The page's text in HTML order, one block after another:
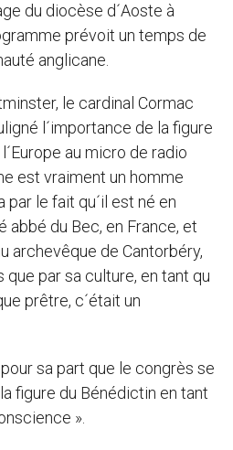
du diocèse d´Aoste à
prévoit un temps de
anglicane.
le cardinal Cormac
l´importance de la figure
au micro de radio
est vraiment un homme
par le fait qu´il est né en
abbé du Bec, en France, et
archevêque de Cantorbéry,
par sa culture, en tant qu
prêtre, c´était un
sa part que le congrès se
figure du Bénédictin en tant
».